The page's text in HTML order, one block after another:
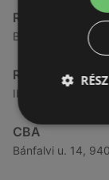
Reál
Besenyő u. 16.,
Reál
Ibolya út 15.,
CBA
Bánfalvi u. 14,